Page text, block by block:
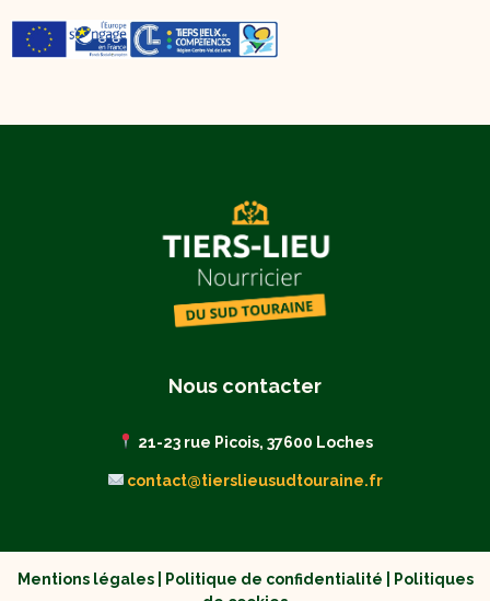
Nous contacter
21-23 rue Picois, 37600 Loches
contact@tierslieusudtouraine.fr
Mentions légales| Politique de confidentialité
Politiques